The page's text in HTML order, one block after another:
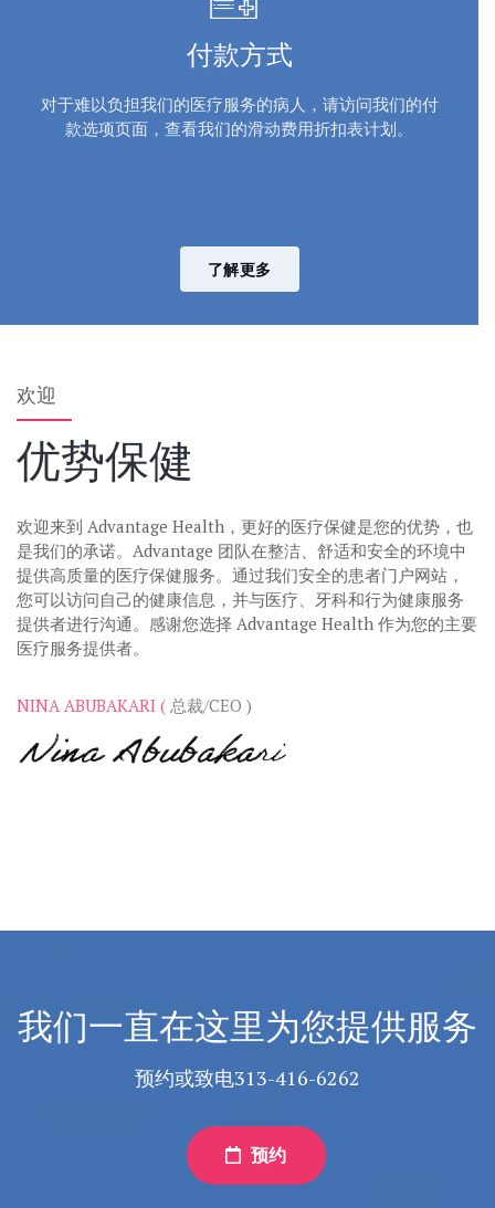
付款方式
对于难以负担我们的医疗服务的病人，请访问我们的付
款选项页面，查看我们的滑动费用折扣表计划。
了解更多
欢迎
优势保健
欢迎来到 Advantage Health，更好的医疗保健是您的优势，也
是我们的承诺。Advantage 团队在整洁、舒适和安全的环境中
提供高质量的医疗保健服务。通过我们安全的患者门户网站，
您可以访问自己的健康信息，并与医疗、牙科和行为健康服务
提供者进行沟通。感谢您选择 Advantage Health 作为您的主要
医疗服务提供者。
NINA ABUBAKARI ( 总裁/CEO )
我们一直在这里为您提供服务
预约或致电313-416-6262
预约